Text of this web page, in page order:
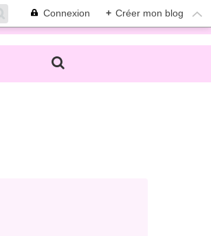
Connexion + Créer mon blog